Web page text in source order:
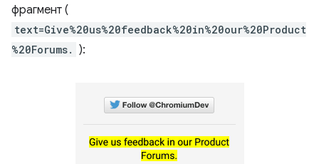
фрагмент (
text=Give%20us%20feedback%20in%20our%20Product
%20Forums. ):